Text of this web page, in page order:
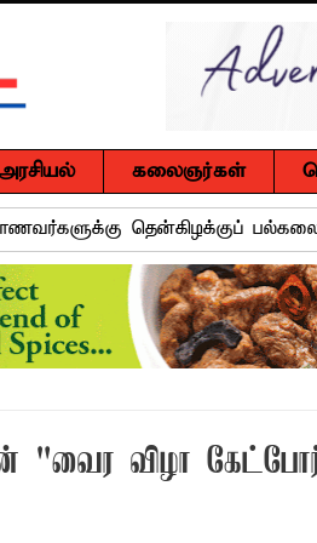
கலைஞர்கள்
தென்கிழக்குப்
சேர்த்த 94 மாணவிகள்!
ஊடகவியலாளர்களுக்கு தலா
கர்ப்பிணி மற்றும்
ரயீஸுக்கு உணர்வுபூர்வமான
தென்கிழக்குப்
எதிராகச் சட்ட நடவடிக்கை!
"வைர விழா